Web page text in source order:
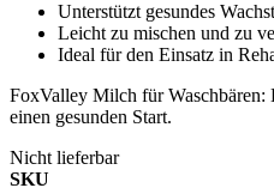
Unterstützt gesundes
Leicht zu mischen und zu
Ideal für den Einsatz in
FoxValley Milch für Waschbären:
einen gesunden Start.
Nicht lieferbar
SKU